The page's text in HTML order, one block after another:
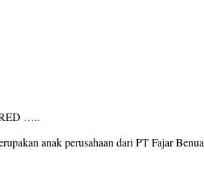
…..
anak perusahaan dari PT Fajar